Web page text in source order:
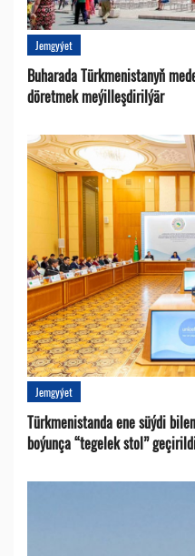
Jemgyýet
Buharada Türkmenistanyň
döretmek meýilleşdirilýär
Jemgyýet
Türkmenistanda ene süýdi
boýunça “tegelek stol”